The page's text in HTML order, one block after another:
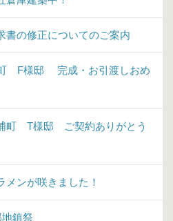
書の修正についてのご案内
F様邸 完成・お引渡しおめ
町 T様邸 ご契約ありがとう
メンが咲きました！
鎮祭